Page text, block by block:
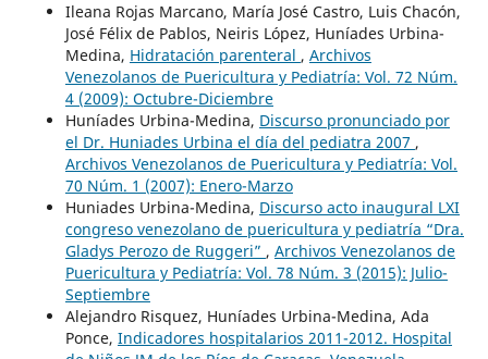
Ileana Rojas Marcano, María José Castro, Luis Chacón,
José Félix de Pablos, Neiris López, Huníades Urbina-
Medina, Hidratación parenteral , Archivos
Venezolanos de Puericultura y Pediatría: Vol. 72 Núm.
4 (2009): Octubre-Diciembre
Huníades Urbina-Medina, Discurso pronunciado por
el Dr. Huniades Urbina el día del pediatra 2007 ,
Archivos Venezolanos de Puericultura y Pediatría: Vol.
70 Núm. 1 (2007): Enero-Marzo
Huniades Urbina-Medina, Discurso acto inaugural LXI
congreso venezolano de puericultura y pediatría “Dra.
Gladys Perozo de Ruggeri” , Archivos Venezolanos de
Puericultura y Pediatría: Vol. 78 Núm. 3 (2015): Julio-
Septiembre
Alejandro Risquez, Huníades Urbina-Medina, Ada
Ponce, Indicadores hospitalarios 2011-2012. Hospital